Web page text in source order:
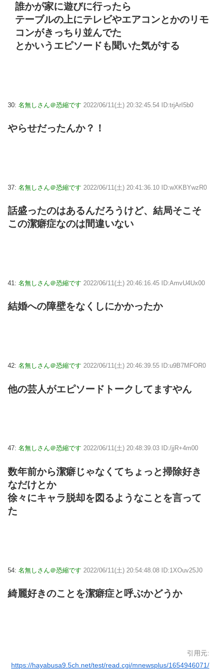
誰かが家に遊びに行ったら
テーブルの上にテレビやエアコンとかのリモ
コンがきっちり並んでた
とかいうエピソードも聞いた気がする
30: 名無しさん＠恐縮です 2022/06/11(土) 20:32:45.54 ID:trjArI5b0
やらせだったんか？！
37: 名無しさん＠恐縮です 2022/06/11(土) 20:41:36.10 ID:wXKBYwzR0
話盛ったのはあるんだろうけど、結局そこそ
この潔癖症なのは間違いない
41: 名無しさん＠恐縮です 2022/06/11(土) 20:46:16.45 ID:AmvU4Ux00
結婚への障壁をなくしにかかったか
42: 名無しさん＠恐縮です 2022/06/11(土) 20:46:39.55 ID:u9B7MFOR0
他の芸人がエピソードトークしてますやん
47: 名無しさん＠恐縮です 2022/06/11(土) 20:48:39.03 ID:/jjR+4m00
数年前から潔癖じゃなくてちょっと掃除好き
なだけとか
徐々にキャラ脱却を図るようなことを言って
た
54: 名無しさん＠恐縮です 2022/06/11(土) 20:54:48.08 ID:1XOuv25J0
綺麗好きのことを潔癖症と呼ぶかどうか
引用元:
https://hayabusa9.5ch.net/test/read.cgi/mnewsplus/1654946071/